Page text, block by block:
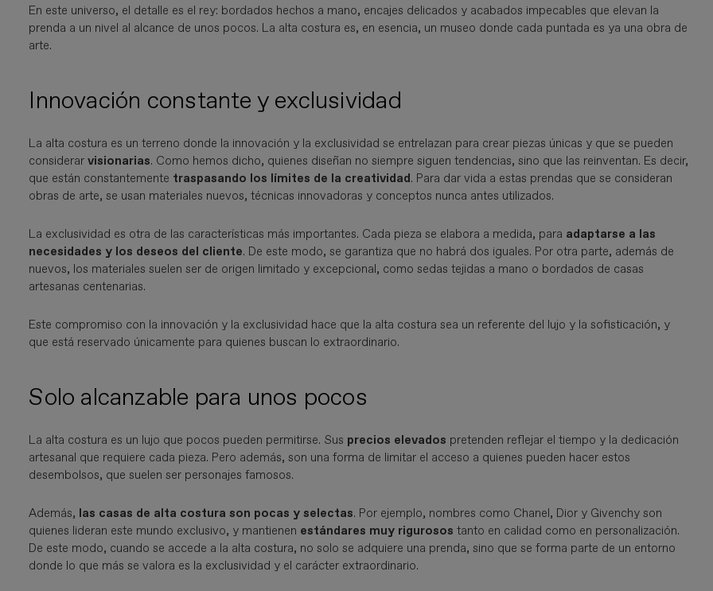
En este universo, el detalle es el rey: bordados hechos a mano, encajes delicados y acabados impecables que elevan la
prenda a un nivel al alcance de unos pocos. La alta costura es, en esencia, un museo donde cada puntada es ya una obra de
arte.
Innovación constante y exclusividad
La alta costura es un terreno donde la innovación y la exclusividad se entrelazan para crear piezas únicas y que se pueden
considerarvisionarias. Como hemos dicho, quienes diseñan no siempre siguen tendencias, sino que las reinventan. Es decir,
que están constantemente traspasando los límites de la creatividad. Para dar vida a estas prendas que se consideran
obras de arte, se usan materiales nuevos, técnicas innovadoras y conceptos nunca antes utilizados.
La exclusividad es otra de las características más importantes. Cada pieza se elabora a medida, para adaptarse a las
necesidades y los deseos del cliente. De este modo, se garantiza que no habrá dos iguales. Por otra parte, además de
nuevos, los materiales suelen ser de origen limitado y excepcional, como sedas tejidas a mano o bordados de casas
artesanas centenarias.
Este compromiso con la innovación y la exclusividad hace que la alta costura sea un referente del lujo y la sofisticación, y
que está reservado únicamente para quienes buscan lo extraordinario.
Solo alcanzable para unos pocos
La alta costura es un lujo que pocos pueden permitirse. Sus precios elevados pretenden reflejar el tiempo y la dedicación
artesanal que requiere cada pieza. Pero además, son una forma de limitar el acceso a quienes pueden hacer estos
desembolsos, que suelen ser personajes famosos.
Además, las casas de alta costura son pocas y selectas. Por ejemplo, nombres como Chanel, Dior y Givenchy son
quienes lideran este mundo exclusivo, y mantienen estándares muy rigurosostanto en calidad como en personalización.
De este modo, cuando se accede a la alta costura, no solo se adquiere una prenda, sino que se forma parte de un entorno
donde lo que más se valora es la exclusividad y el carácter extraordinario.